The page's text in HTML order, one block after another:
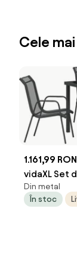
Cele
1.161,99 RON
vidaXL Set
pcs Negru
Din metal
În stoc